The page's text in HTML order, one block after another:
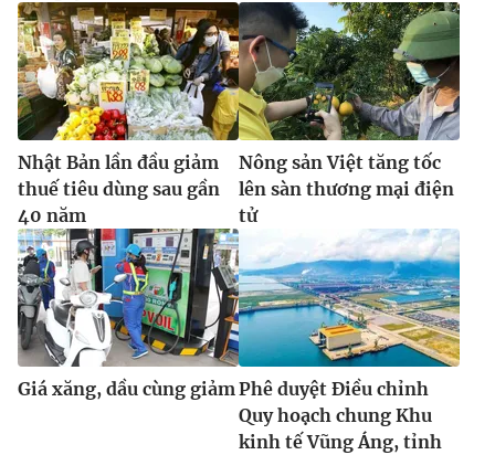
Nhật Bản lần đầu giảm
thuế tiêu dùng sau gần
40 năm
Nông sản Việt tăng tốc
lên sàn thương mại điện
tử
Giá xăng, dầu cùng giảm Phê duyệt Điều chỉnh
Quy hoạch chung Khu
kinh tế Vũng Áng, tỉnh